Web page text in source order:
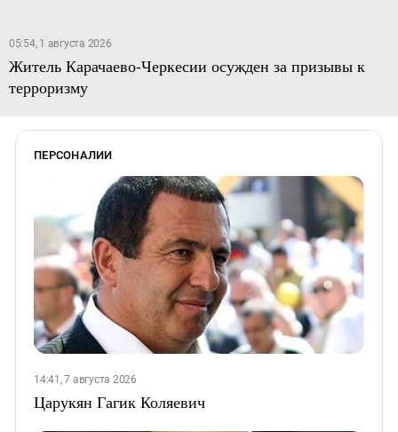
05:54, 1 августа 2026
Житель Карачаево-Черкесии осужден за призывы к
терроризму
ПЕРСОНАЛИИ
14:41, 7 августа 2026
Царукян Гагик Коляевич